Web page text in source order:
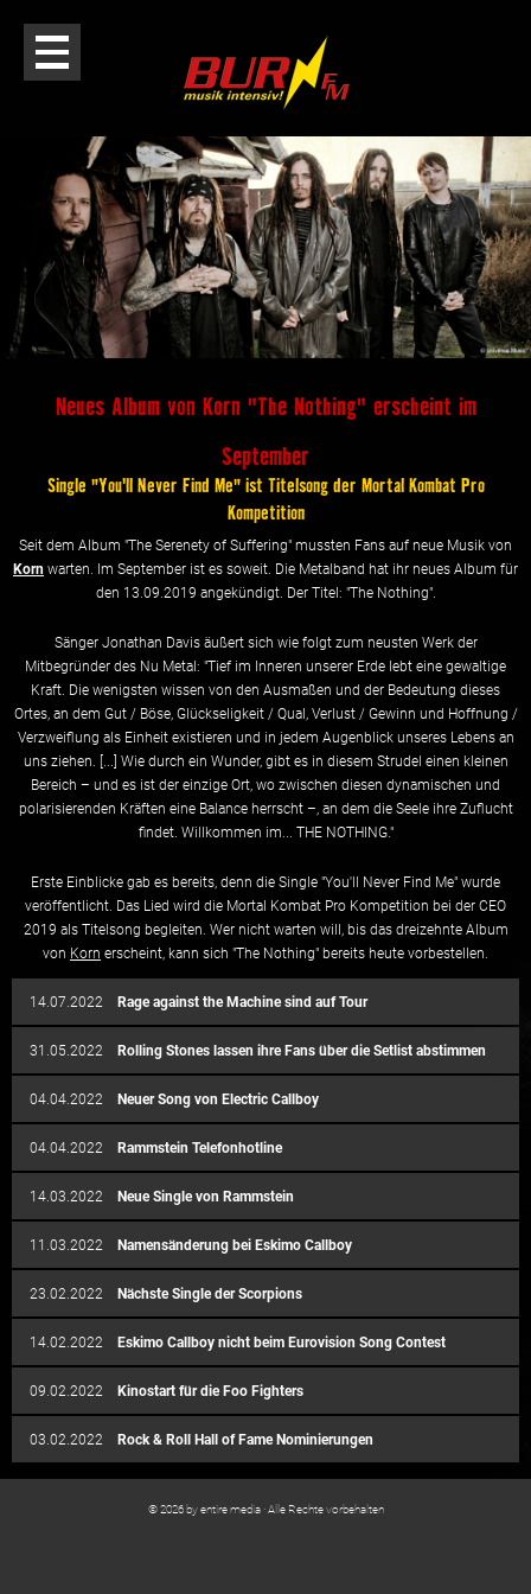
Neues Album von Korn "The Nothing" erscheint im
September
Single "You'll Never Find Me" ist Titelsong der Mortal Kombat Pro
Kompetition
Seit dem Album "The Serenety of Suffering" mussten Fans auf neue Musik von
Korn warten. Im September ist es soweit. Die Metalband hat ihr neues Album für
den 13.09.2019 angekündigt. Der Titel: "The Nothing".
Sänger Jonathan Davis äußert sich wie folgt zum neusten Werk der
Mitbegründer des Nu Metal: "Tief im Inneren unserer Erde lebt eine gewaltige
Kraft. Die wenigsten wissen von den Ausmaßen und der Bedeutung dieses
Ortes, an dem Gut / Böse, Glückseligkeit / Qual, Verlust / Gewinn und Hoffnung /
Verzweiflung als Einheit existieren und in jedem Augenblick unseres Lebens an
uns ziehen. [...] Wie durch ein Wunder, gibt es in diesem Strudel einen kleinen
Bereich – und es ist der einzige Ort, wo zwischen diesen dynamischen und
polarisierenden Kräften eine Balance herrscht –, an dem die Seele ihre Zuflucht
findet. Willkommen im... THE NOTHING."
Erste Einblicke gab es bereits, denn die Single "You'll Never Find Me" wurde
veröffentlicht. Das Lied wird die Mortal Kombat Pro Kompetition bei der CEO
2019 als Titelsong begleiten. Wer nicht warten will, bis das dreizehnte Album
von Korn erscheint, kann sich "The Nothing" bereits heute vorbestellen.
14.07.2022 Rage against the Machine sind auf Tour
31.05.2022 Rolling Stones lassen ihre Fans über die Setlist abstimmen
04.04.2022 Neuer Song von Electric Callboy
04.04.2022 Rammstein Telefonhotline
14.03.2022 Neue Single von Rammstein
11.03.2022 Namensänderung bei Eskimo Callboy
23.02.2022 Nächste Single der Scorpions
14.02.2022 Eskimo Callboy nicht beim Eurovision Song Contest
09.02.2022 Kinostart für die Foo Fighters
03.02.2022 Rock & Roll Hall of Fame Nominierungen
© 2026 by entire media · Alle Rechte vorbehalten